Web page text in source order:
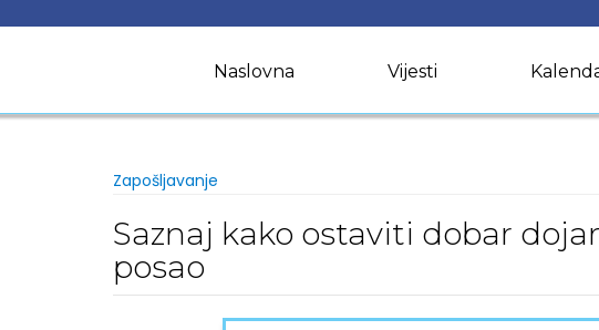
Naslovna Vijesti
Zapošljavanje
Saznaj kako ostaviti dobar
posao